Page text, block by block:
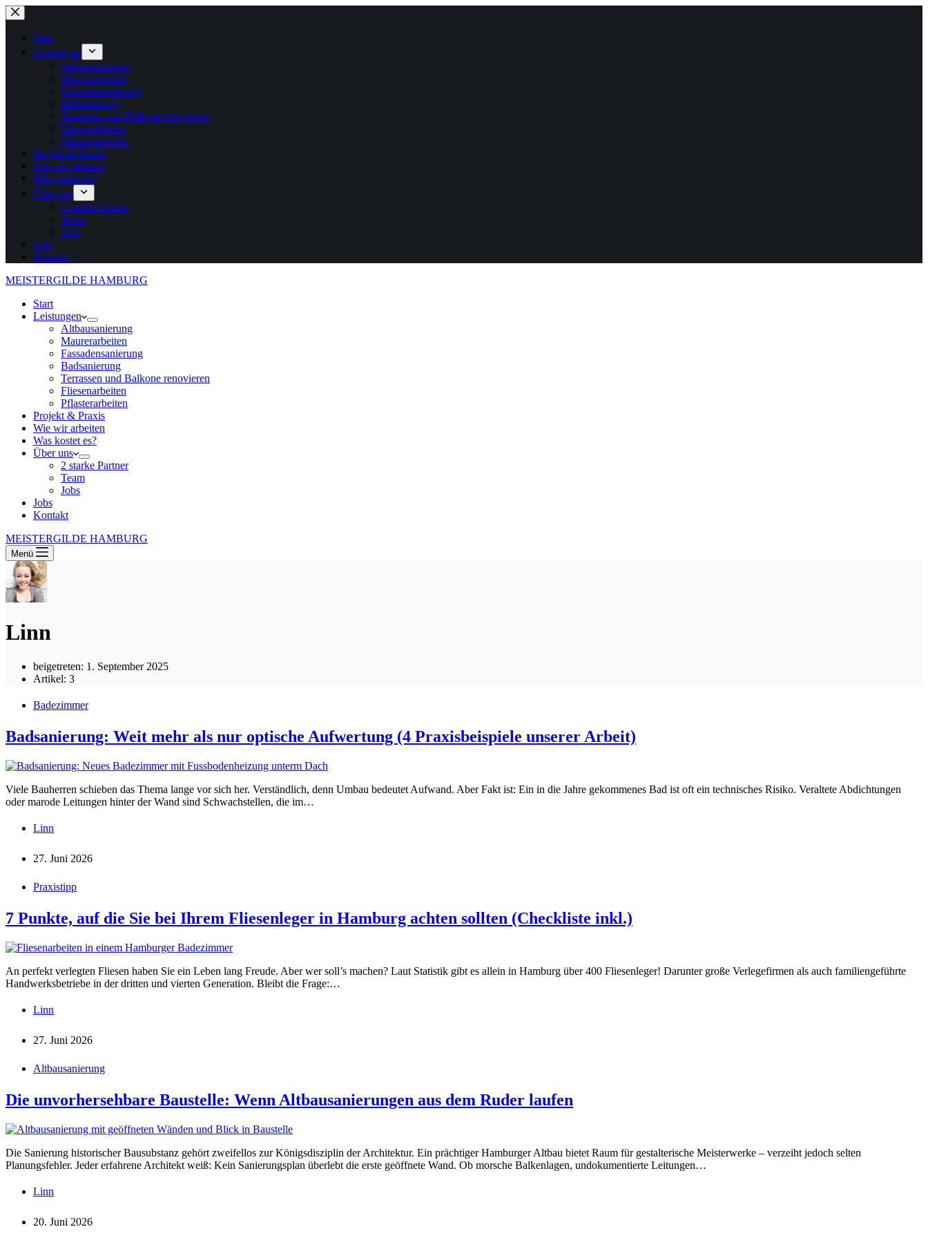
Zum
Inhalt
springenStart
Leistungen
Altbausanierung
Maurerarbeiten
Fassadensanierung
Badsanierung
Terrassen und Balkone renovieren
Fliesenarbeiten
Pflasterarbeiten
Projekt & Praxis
Wie wir arbeiten
Was kostet es?
Über uns
2 starke Partner
Team
Jobs
Jobs
Kontakt
MEISTERGILDE HAMBURG
Start
Leistungen
Altbausanierung
Maurerarbeiten
Fassadensanierung
Badsanierung
Terrassen und Balkone renovieren
Fliesenarbeiten
Pflasterarbeiten
Projekt & Praxis
Wie wir arbeiten
Was kostet es?
Über uns
2 starke Partner
Team
Jobs
Jobs
Kontakt
MEISTERGILDE HAMBURG
Menü
Linn
beigetreten: 1. September 2025
Artikel: 3
Badezimmer
Badsanierung: Weit mehr als nur optische Aufwertung (4 Praxisbeispiele unserer Arbeit)
Viele Bauherren schieben das Thema lange vor sich her. Verständlich, denn Umbau bedeutet Aufwand. Aber Fakt ist: Ein in die Jahre gekommenes Bad ist oft ein technisches Risiko. Veraltete Abdichtungen
oder marode Leitungen hinter der Wand sind Schwachstellen, die im…
Linn
27. Juni 2026
Praxistipp
7 Punkte, auf die Sie bei Ihrem Fliesenleger in Hamburg achten sollten (Checkliste inkl.)
An perfekt verlegten Fliesen haben Sie ein Leben lang Freude. Aber wer soll’s machen? Laut Statistik gibt es allein in Hamburg über 400 Fliesenleger! Darunter große Verlegefirmen als auch familiengeführte
Handwerksbetriebe in der dritten und vierten Generation. Bleibt die Frage:…
Linn
27. Juni 2026
Altbausanierung
Die unvorhersehbare Baustelle: Wenn Altbausanierungen aus dem Ruder laufen
Die Sanierung historischer Bausubstanz gehört zweifellos zur Königsdisziplin der Architektur. Ein prächtiger Hamburger Altbau bietet Raum für gestalterische Meisterwerke – verzeiht jedoch selten
Planungsfehler. Jeder erfahrene Architekt weiß: Kein Sanierungsplan überlebt die erste geöffnete Wand. Ob morsche Balkenlagen, undokumentierte Leitungen…
Linn
20. Juni 2026